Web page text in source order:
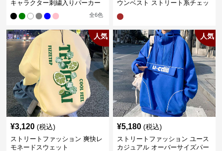
キャラクター刺繍入りパーカー
全6色
ウンベスト ストリート系チェッ
人気
¥3,120 (税込)
ストリートファッション 爽快レ
モネードスウェット
人気
¥5,180 (税込)
ストリートファッション ユース
カジュアル オーバーサイズパー